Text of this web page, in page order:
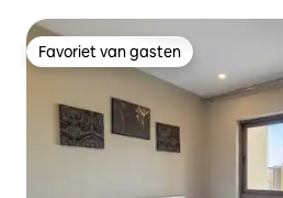
Favoriet van gasten
Favoriet van gasten